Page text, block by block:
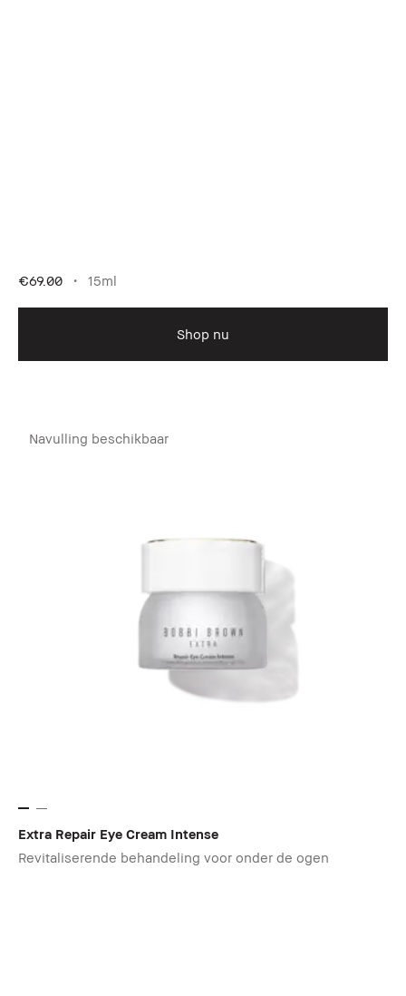
€69.00 15ml
Shop nu
Navulling beschikbaar
Extra Repair Eye Cream Intense
Revitaliserende behandeling voor onder de ogen